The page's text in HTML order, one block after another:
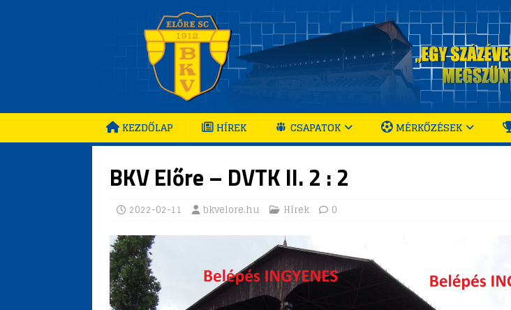
KEZDŐLAP HÍREK CSAPATOK MÉRKŐZÉSEK
BKV Előre – DVTK II. 2 : 2
2022-02-11 bkvelore.hu Hírek 0